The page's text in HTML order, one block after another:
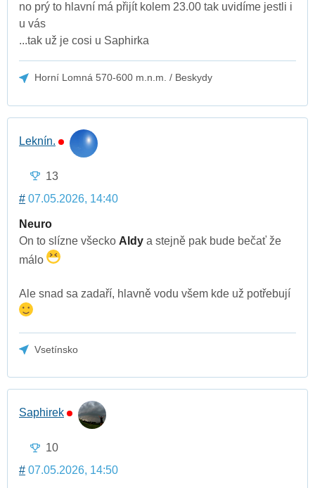
no prý to hlavní má přijít kolem 23.00 tak uvidíme jestli i
u vás
...tak už je cosi u Saphirka
Horní Lomná 570-600 m.n.m. / Beskydy
Leknín.
13
# 07.05.2026, 14:40
Neuro
On to slízne všecko Aldy a stejně pak bude bečať že
málo
Ale snad sa zadaří, hlavně vodu všem kde už potřebují
Vsetínsko
Saphirek
10
# 07.05.2026, 14:50